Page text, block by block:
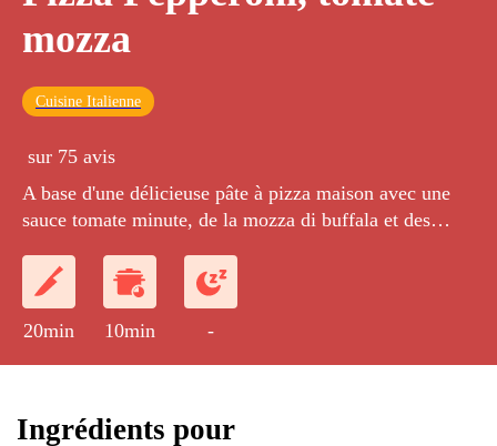
mozza
Cuisine Italienne
sur 75 avis
A base d'une délicieuse pâte à pizza maison avec une
sauce tomate minute, de la mozza di buffala et des
20min 10min -
Ingrédients pour